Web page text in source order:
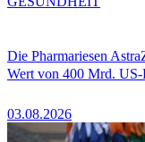
Die Pharmariesen
Wert von 400 Mrd.
03.08.2026